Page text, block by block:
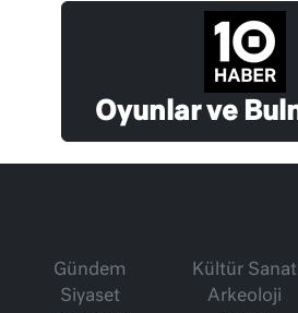
Oyunlar ve
Gündem
Siyaset
Kültür Sanat
Arkeoloji